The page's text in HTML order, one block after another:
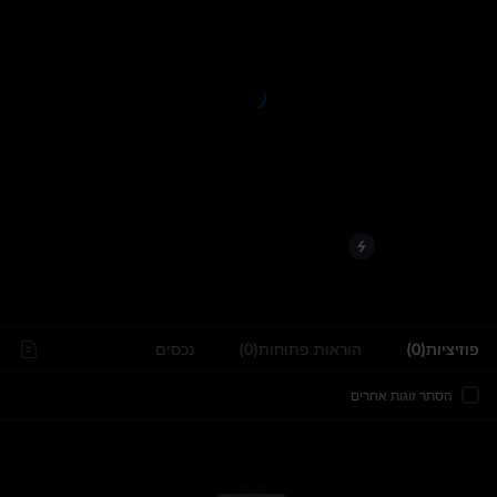
פוזיציות(0) הוראות פתוחות(0) נכסים
הסתר זוגות אחרים